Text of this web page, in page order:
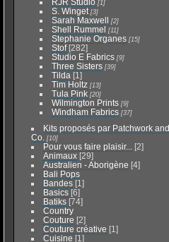
RJR Studio [1]
S. Winget [3]
Sarah Maxwell [2]
Shell Rummel [11]
Stephanie Organes [15]
Stof [282]
Studio E Fabrics [9]
Three Sisters [39]
Tilda [1]
Tim Holtz [13]
Tula Pink [20]
Wilmington Prints [9]
Windham Fabrics [37]
Kits proposés par Patchwork and
Co.
[10]
Pour vous faire plaisir...
[2]
Animaux [29]
Australien - Aborigène [4]
Bali Pops
Bandes [1]
Basics [6]
Batiks [74]
Country
Couture [2]
Couture créative [1]
Cuisine [1]